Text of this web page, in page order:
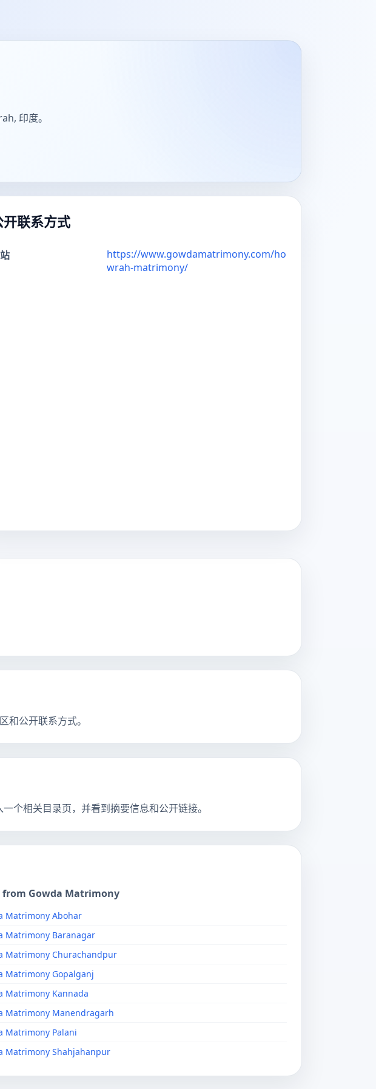
印度。
开联系方式
https://www.gowdamatrimony.com/ho
wrah-matrimony/
和公开联系方式。
相关目录页，并看到摘要信息和公开链接。
from Gowda Matrimony
Matrimony Abohar
Matrimony Baranagar
Matrimony Churachandpur
Matrimony Gopalganj
Matrimony Kannada
Matrimony Manendragarh
Matrimony Palani
Matrimony Shahjahanpur